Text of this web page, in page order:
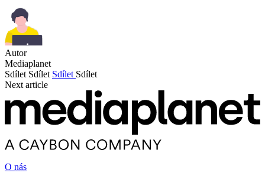
Autor
Mediaplanet
Sdílet Sdílet Sdílet Sdílet
Next article
O nás